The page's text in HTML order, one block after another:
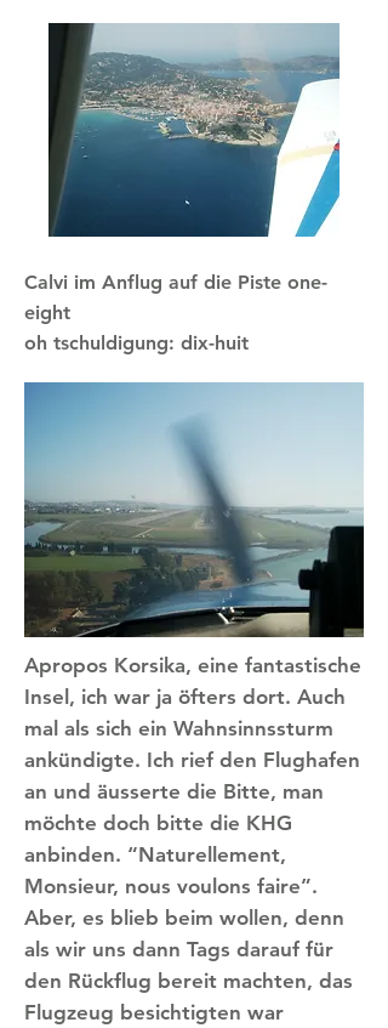
Calvi im Anflug auf die Piste one-
eight
oh tschuldigung: dix-huit
Apropos Korsika, eine fantastische
Insel, ich war ja öfters dort. Auch
mal als sich ein Wahnsinnssturm
ankündigte. Ich rief den Flughafen
an und äusserte die Bitte, man
möchte doch bitte die KHG
anbinden. “Naturellement,
Monsieur, nous voulons faire”.
Aber, es blieb beim wollen, denn
als wir uns dann Tags darauf für
den Rückflug bereit machten, das
Flugzeug besichtigten war